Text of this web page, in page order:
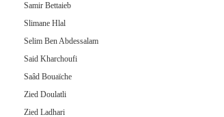
Samir Bettaieb
Slimane Hlal
Selim Ben Abdessalam
Said Kharchoufi
Saâd Bouaïche
Zied Doulatli
Zied Ladhari